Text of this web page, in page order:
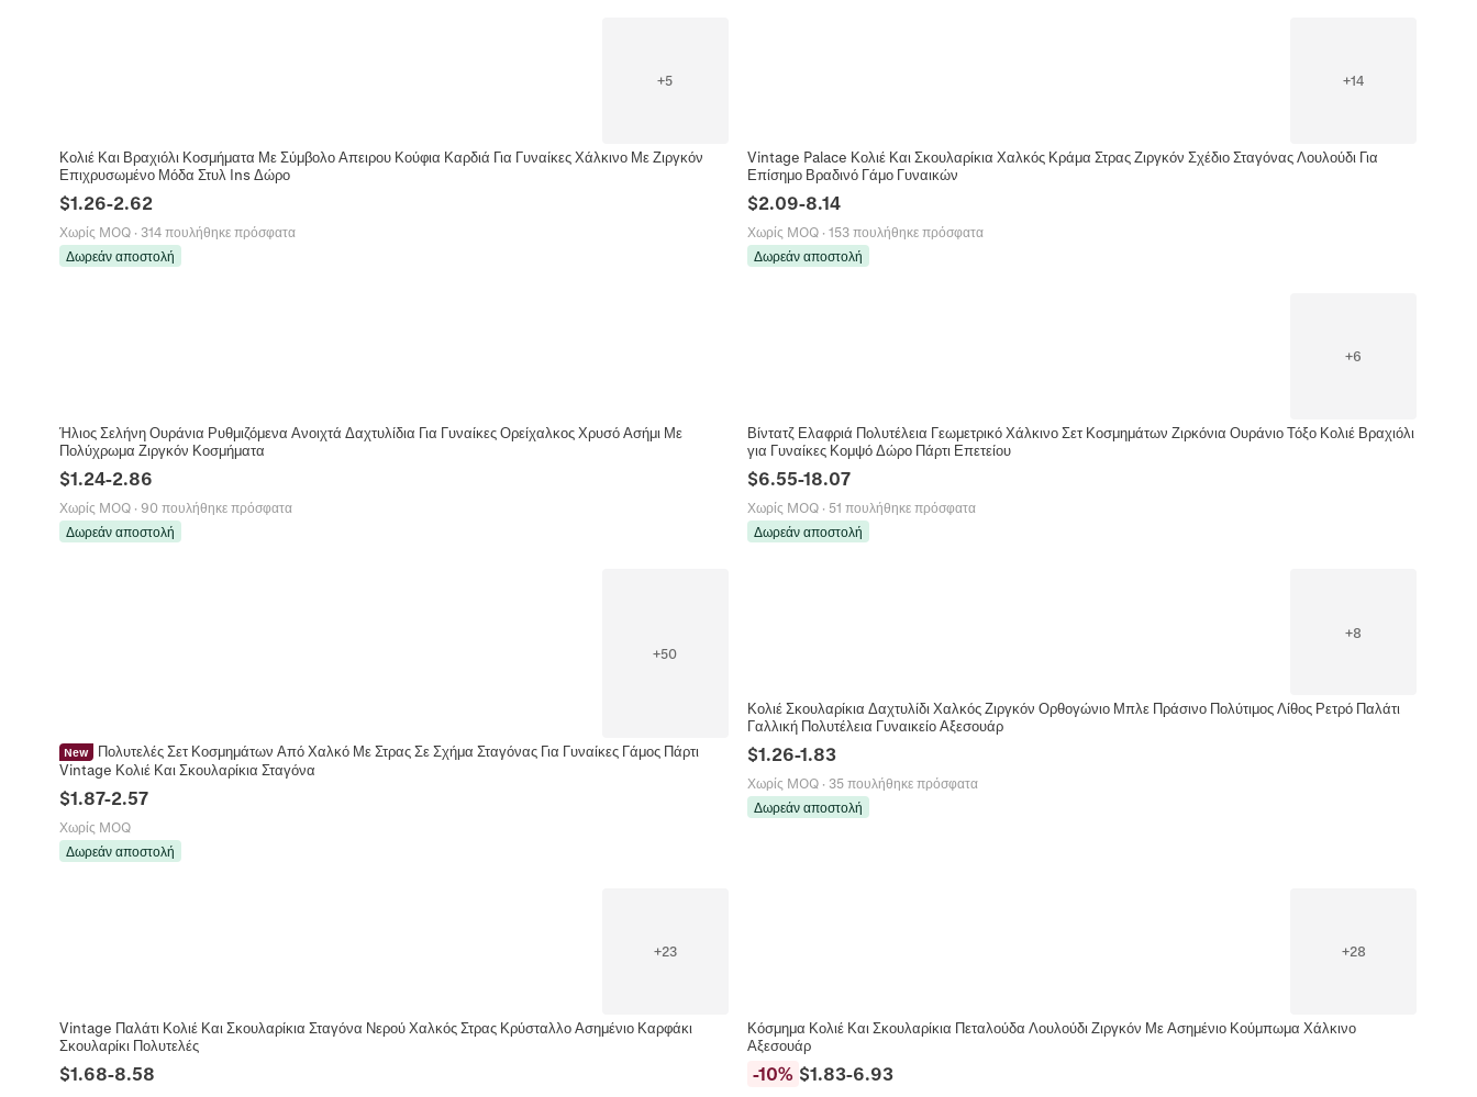
+5
Κολιέ Και Βραχιόλι Κοσμήματα Με Σύμβολο Απειρου Κούφια Καρδιά Για Γυναίκες Χάλκινο Με Ζιργκόν
Επιχρυσωμένο Μόδα Στυλ Ins Δώρο
$1.26-2.62
Χωρίς MOQ· 314 πουλήθηκε πρόσφατα
Δωρεάν αποστολή
+14
Vintage Palace Κολιέ Και Σκουλαρίκια Χαλκός Κράμα Στρας Ζιργκόν Σχέδιο Σταγόνας Λουλούδι Για
Επίσημο Βραδινό Γάμο Γυναικών
$2.09-8.14
Χωρίς MOQ · 153 πουλήθηκε πρόσφατα
Δωρεάν αποστολή
Ήλιος Σελήνη Ουράνια Ρυθμιζόμενα Ανοιχτά Δαχτυλίδια Για Γυναίκες Ορείχαλκος Χρυσό Ασήμι Με
Πολύχρωμα Ζιργκόν Κοσμήματα
$1.24-2.86
Χωρίς MOQ· 90 πουλήθηκε πρόσφατα
Δωρεάν αποστολή
+6
Βίντατζ Ελαφριά Πολυτέλεια Γεωμετρικό Χάλκινο Σετ Κοσμημάτων Ζιρκόνια Ουράνιο Τόξο Κολιέ Βραχιόλι
για Γυναίκες Κομψό Δώρο Πάρτι Επετείου
$6.55-18.07
Χωρίς MOQ · 51 πουλήθηκε πρόσφατα
Δωρεάν αποστολή
+50
New
Πολυτελές Σετ Κοσμημάτων Από Χαλκό Με Στρας Σε Σχήμα Σταγόνας Για Γυναίκες Γάμος Πάρτι
Vintage Κολιέ Και Σκουλαρίκια Σταγόνα
$1.87-2.57
Χωρίς MOQ
Δωρεάν αποστολή
+8
Κολιέ Σκουλαρίκια Δαχτυλίδι Χαλκός Ζιργκόν Ορθογώνιο Μπλε Πράσινο Πολύτιμος Λίθος Ρετρό Παλάτι
Γαλλική Πολυτέλεια Γυναικείο Αξεσουάρ
$1.26-1.83
Χωρίς MOQ · 35 πουλήθηκε πρόσφατα
Δωρεάν αποστολή
+23
Vintage Παλάτι Κολιέ Και Σκουλαρίκια Σταγόνα Νερού Χαλκός Στρας Κρύσταλλο Ασημένιο Καρφάκι
Σκουλαρίκι Πολυτελές
$1.68-8.58
+28
Κόσμημα Κολιέ Και Σκουλαρίκια Πεταλούδα Λουλούδι Ζιργκόν Με Ασημένιο Κούμπωμα Χάλκινο
Αξεσουάρ
-10% $1.83-6.93